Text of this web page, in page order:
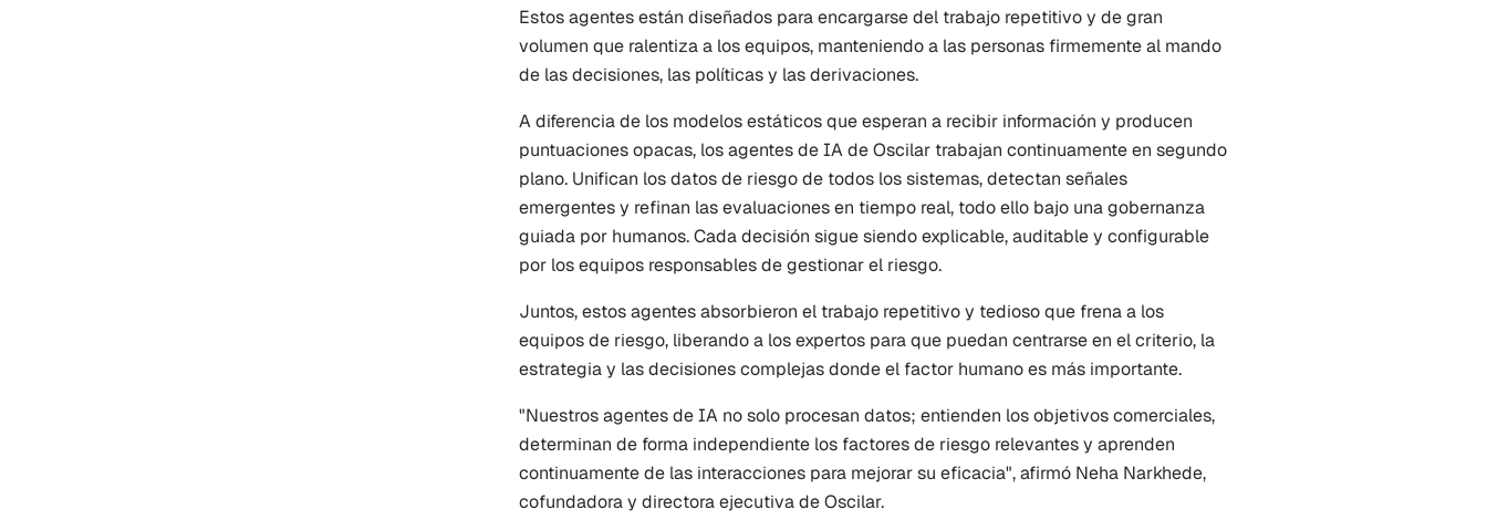
Estos agentes están diseñados para encargarse del trabajo repetitivo y de gran
volumen que ralentiza a los equipos, manteniendo a las personas firmemente al mando
de las decisiones, las políticas y las derivaciones.
A diferencia de los modelos estáticos que esperan a recibir información y producen
puntuaciones opacas, los agentes de IA de Oscilar trabajan continuamente en segundo
plano. Unifican los datos de riesgo de todos los sistemas, detectan señales
emergentes y refinan las evaluaciones en tiempo real, todo ello bajo una gobernanza
guiada por humanos. Cada decisión sigue siendo explicable, auditable y configurable
por los equipos responsables de gestionar el riesgo.
Juntos, estos agentes absorbieron el trabajo repetitivo y tedioso que frena a los
equipos de riesgo, liberando a los expertos para que puedan centrarse en el criterio, la
estrategia y las decisiones complejas donde el factor humano es más importante.
"Nuestros agentes de IA no solo procesan datos; entienden los objetivos comerciales,
determinan de forma independiente los factores de riesgo relevantes y aprenden
continuamente de las interacciones para mejorar su eficacia", afirmó Neha Narkhede,
cofundadora y directora ejecutiva de Oscilar.